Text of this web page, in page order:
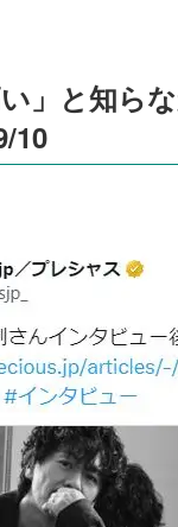
」と知ら
10